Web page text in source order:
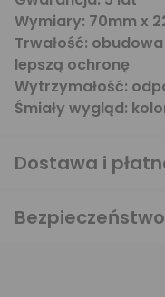
Wymiary: 70mm x
Trwałość:
lepszą ochronę
Wytrzymałość:
Śmiały wygląd:
Dostawa i
Bezpieczeństwo